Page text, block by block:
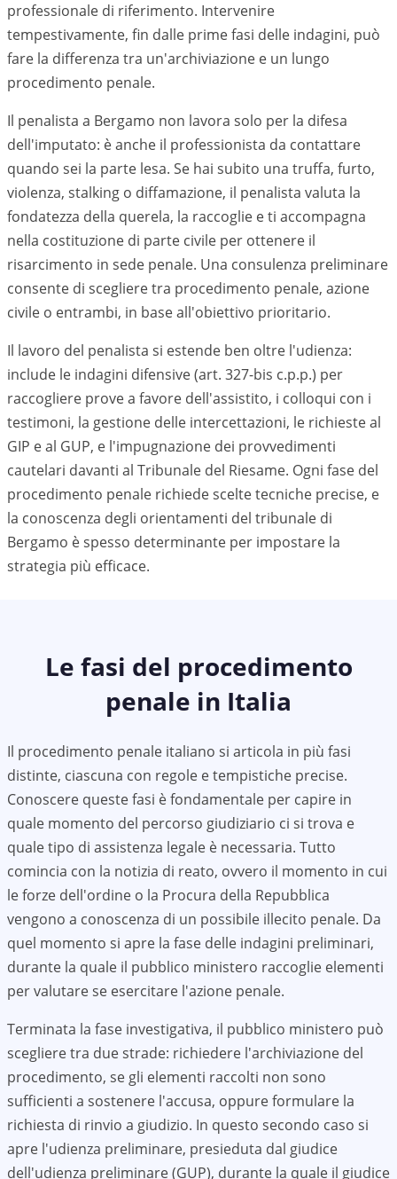
professionale di riferimento. Intervenire
tempestivamente, fin dalle prime fasi delle indagini, può
fare la differenza tra un'archiviazione e un lungo
procedimento penale.
Il penalista a Bergamo non lavora solo per la difesa
dell'imputato: è anche il professionista da contattare
quando sei la parte lesa. Se hai subito una truffa, furto,
violenza, stalking o diffamazione, il penalista valuta la
fondatezza della querela, la raccoglie e ti accompagna
nella costituzione di parte civile per ottenere il
risarcimento in sede penale. Una consulenza preliminare
consente di scegliere tra procedimento penale, azione
civile o entrambi, in base all'obiettivo prioritario.
Il lavoro del penalista si estende ben oltre l'udienza:
include le indagini difensive (art. 327-bis c.p.p.) per
raccogliere prove a favore dell'assistito, i colloqui con i
testimoni, la gestione delle intercettazioni, le richieste al
GIP e al GUP, e l'impugnazione dei provvedimenti
cautelari davanti al Tribunale del Riesame. Ogni fase del
procedimento penale richiede scelte tecniche precise, e
la conoscenza degli orientamenti del tribunale di
Bergamo è spesso determinante per impostare la
strategia più efficace.
Le fasi del procedimento
penale in Italia
Il procedimento penale italiano si articola in più fasi
distinte, ciascuna con regole e tempistiche precise.
Conoscere queste fasi è fondamentale per capire in
quale momento del percorso giudiziario ci si trova e
quale tipo di assistenza legale è necessaria. Tutto
comincia con la notizia di reato, ovvero il momento in cui
le forze dell'ordine o la Procura della Repubblica
vengono a conoscenza di un possibile illecito penale. Da
quel momento si apre la fase delle indagini preliminari,
durante la quale il pubblico ministero raccoglie elementi
per valutare se esercitare l'azione penale.
Terminata la fase investigativa, il pubblico ministero può
scegliere tra due strade: richiedere l'archiviazione del
procedimento, se gli elementi raccolti non sono
sufficienti a sostenere l'accusa, oppure formulare la
richiesta di rinvio a giudizio. In questo secondo caso si
apre l'udienza preliminare, presieduta dal giudice
dell'udienza preliminare (GUP), durante la quale il giudice